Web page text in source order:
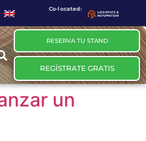
Co-located:
RESERVA TU STAND
REGÍSTRATE GRATIS
un